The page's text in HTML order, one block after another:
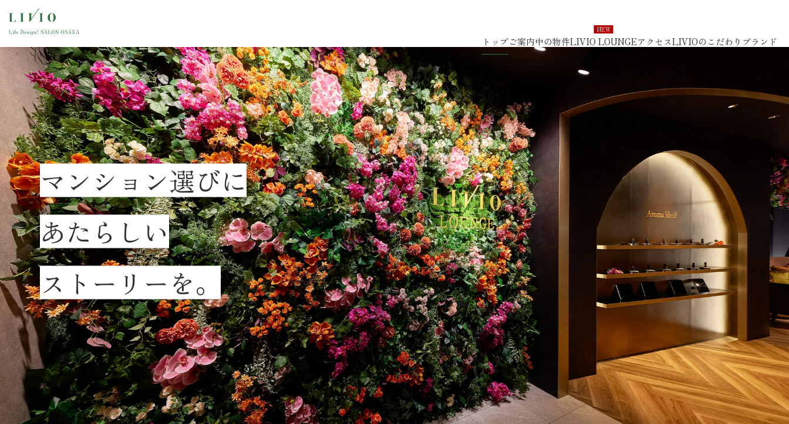
リビオ上町台 パークレジデンス
Osaka Metro「谷町六丁目」駅徒歩5分、「谷町四丁目」駅徒歩6分。
大阪都心の原点。中央区、上町台地に誕生するリビオ上町台 パークレジデンス。
リビオ御堂筋あびこ
OsakaMetro御堂筋線「あびこ」駅徒歩4分の新築分譲マンション。
心地よい全邸南向きの開放感ある全48邸が誕生。
リビオレゾン塚本ステーションプレミア
トップご案内中の物件LIVIO LOUNGEアクセスLIVIOのこだわり ブランド
マンション選びに
あたらしい
ストーリーを。